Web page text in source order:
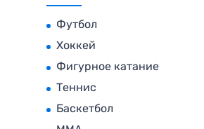
Футбол
Хоккей
Фигурное катание
Теннис
Баскетбол